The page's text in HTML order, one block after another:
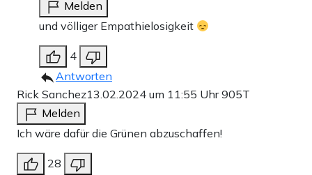
Melden
und völliger Empathielosigkeit
4
Antworten
Rick Sanchez13.02.2024 um 11:55 Uhr905T
Melden
Ich wäre dafür die Grünen abzuschaffen!
28